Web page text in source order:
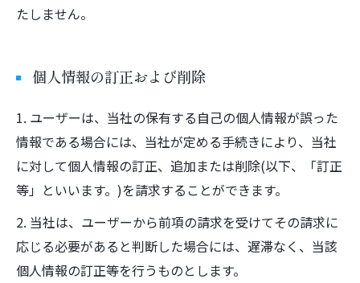
たしません。
個人情報の訂正および削除
1. ユーザーは、当社の保有する自己の個人情報が誤った
情報である場合には、当社が定める手続きにより、当社
に対して個人情報の訂正、追加または削除(以下、「訂正
等」といいます。)を請求することができます。
2. 当社は、ユーザーから前項の請求を受けてその請求に
応じる必要があると判断した場合には、遅滞なく、当該
個人情報の訂正等を行うものとします。